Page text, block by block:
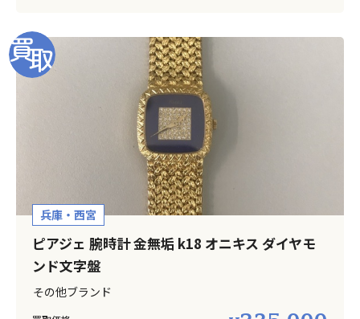
兵庫・西宮
ピアジェ 腕時計 金無垢 k18 オニキス ダイヤモ
ンド文字盤
その他ブランド